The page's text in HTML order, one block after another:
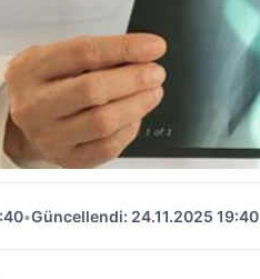
•Güncellendi: 24.11.2025 19:40